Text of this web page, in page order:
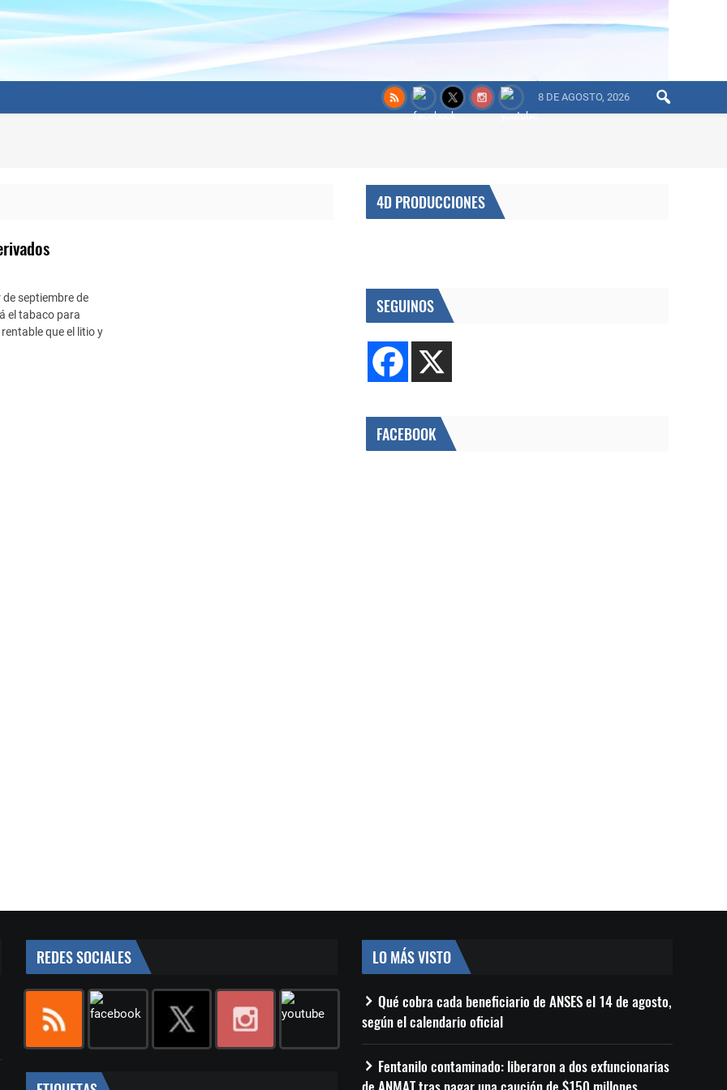
8 DE AGOSTO, 2026
septiembre de
el tabaco para
que el litio y
4D PRODUCCIONES
SEGUINOS
FACEBOOK
REDES SOCIALES LO MÁS VISTO
Qué cobra cada beneficiario de ANSES el 14 de agosto,
según el calendario oficial
Fentanilo contaminado: liberaron a dos exfuncionarias